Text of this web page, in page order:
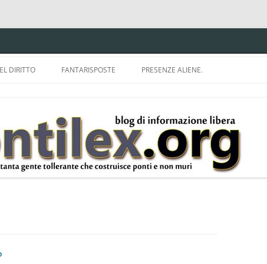
DIRITTO
DELLA LDA 633.
E
FANTARISPOSTE PRESENZE ALIENE.